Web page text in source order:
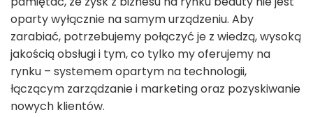
oparty wyłącznie na samym urządzeniu. Aby
zarabiać, potrzebujemy połączyć je z wiedzą, wysoką
jakością obsługi i tym, co tylko my oferujemy na
rynku – systemem opartym na technologii,
łączącym zarządzanie i marketing oraz pozyskiwanie
nowych klientów.